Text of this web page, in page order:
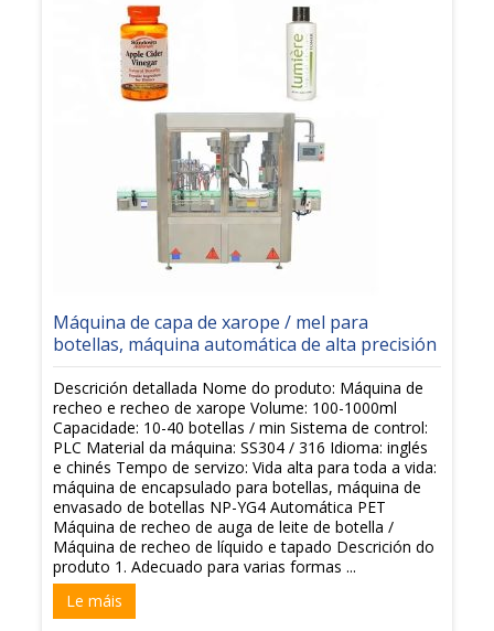
Máquina de capa de xarope / mel para
botellas, máquina automática de alta precisión
Descrición detallada Nome do produto: Máquina de
recheo e recheo de xarope Volume: 100-1000ml
Capacidade: 10-40 botellas / min Sistema de control:
PLC Material da máquina: SS304 / 316 Idioma: inglés
e chinés Tempo de servizo: Vida alta para toda a vida:
máquina de encapsulado para botellas, máquina de
envasado de botellas NP-YG4 Automática PET
Máquina de recheo de auga de leite de botella /
Máquina de recheo de líquido e tapado Descrición do
produto 1. Adecuado para varias formas ...
Le máis